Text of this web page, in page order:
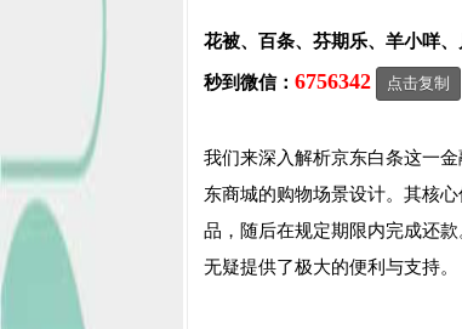
花被、百条、芬期乐、羊小咩
秒到微信： 6756342 点击复制
我们来深入解析京东白条这一
东商城的购物场景设计。其核
品，随后在规定期限内完成还
无疑提供了极大的便利与支持。